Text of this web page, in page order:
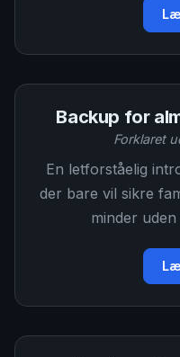
Backup for
Forklaret
En letforståelig
der bare vil sikre
minder